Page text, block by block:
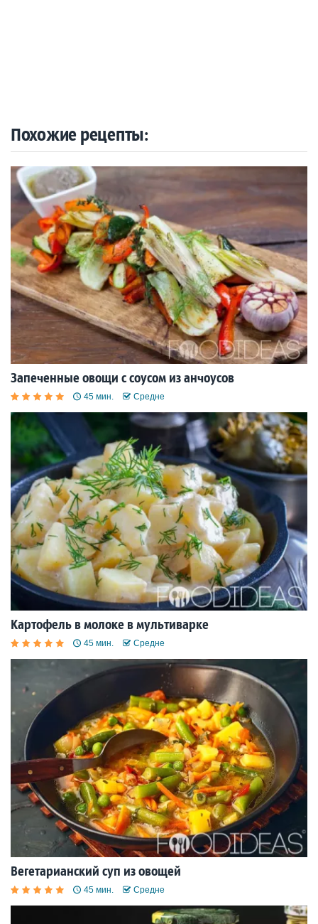
Похожие рецепты:
Запеченные овощи с соусом из анчоусов
45 мин. Средне
Картофель в молоке в мультиварке
45 мин. Средне
Вегетарианский суп из овощей
45 мин. Средне